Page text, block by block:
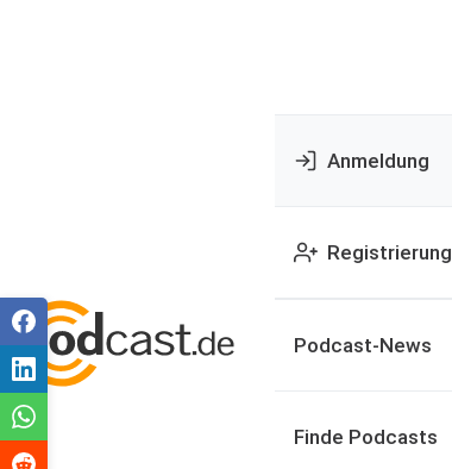
Anmeldung
Registrierung
Podcast-News
Finde Podcasts